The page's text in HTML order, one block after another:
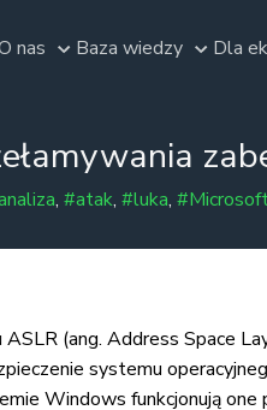
nas Baza wiedzy Dla
, #atak, #luka,
(ang. Address Space
systemu
Windows funkcjonują one